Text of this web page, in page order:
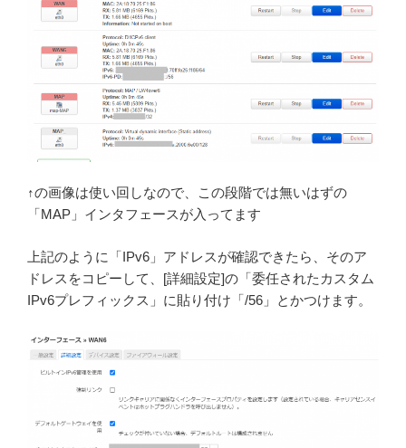
↑の画像は使い回しなので、この段階では無いはずの
「MAP」インタフェースが入ってます
上記のように「IPv6」アドレスが確認できたら、そのア
ドレスをコピーして、[詳細設定]の「委任されたカスタム
IPv6プレフィックス」に貼り付け「/56」とかつけます。